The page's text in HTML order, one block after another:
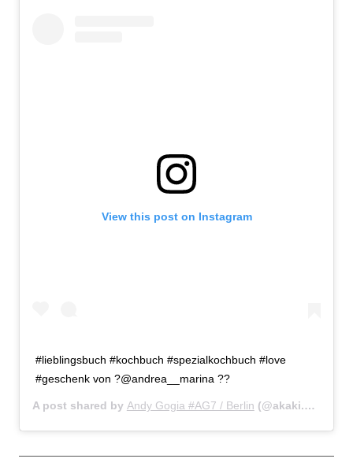
View this post on Instagram
#lieblingsbuch #kochbuch #spezialkochbuch #love
#geschenk von ?@andrea__marina ??
A post shared by Andy Gogia #AG7 / Berlin (@akaki.gogia) on